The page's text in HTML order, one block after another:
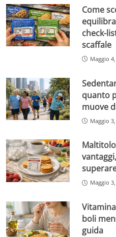
Come
check-
scaffale
Maggio
quanto
muove
Maggio
Maggio
boli
guida